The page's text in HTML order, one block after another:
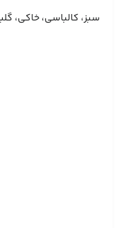
سبز، كالباسی، خاكی،